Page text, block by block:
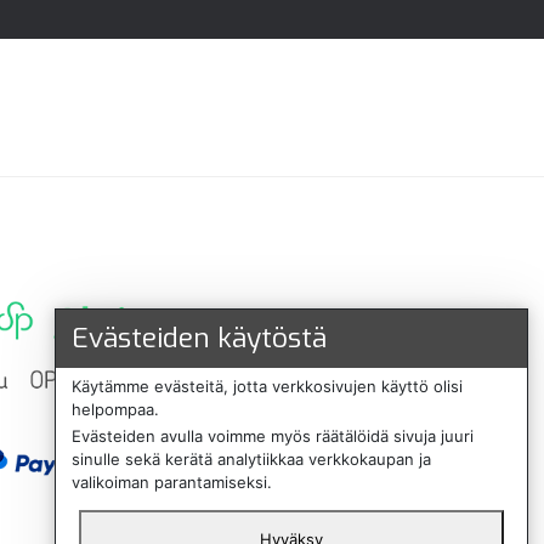
Evästeiden käytöstä
Käytämme evästeitä, jotta verkkosivujen käyttö olisi
helpompaa.
Evästeiden avulla voimme myös räätälöidä sivuja juuri
sinulle sekä kerätä analytiikkaa verkkokaupan ja
valikoiman parantamiseksi.
Hyväksy